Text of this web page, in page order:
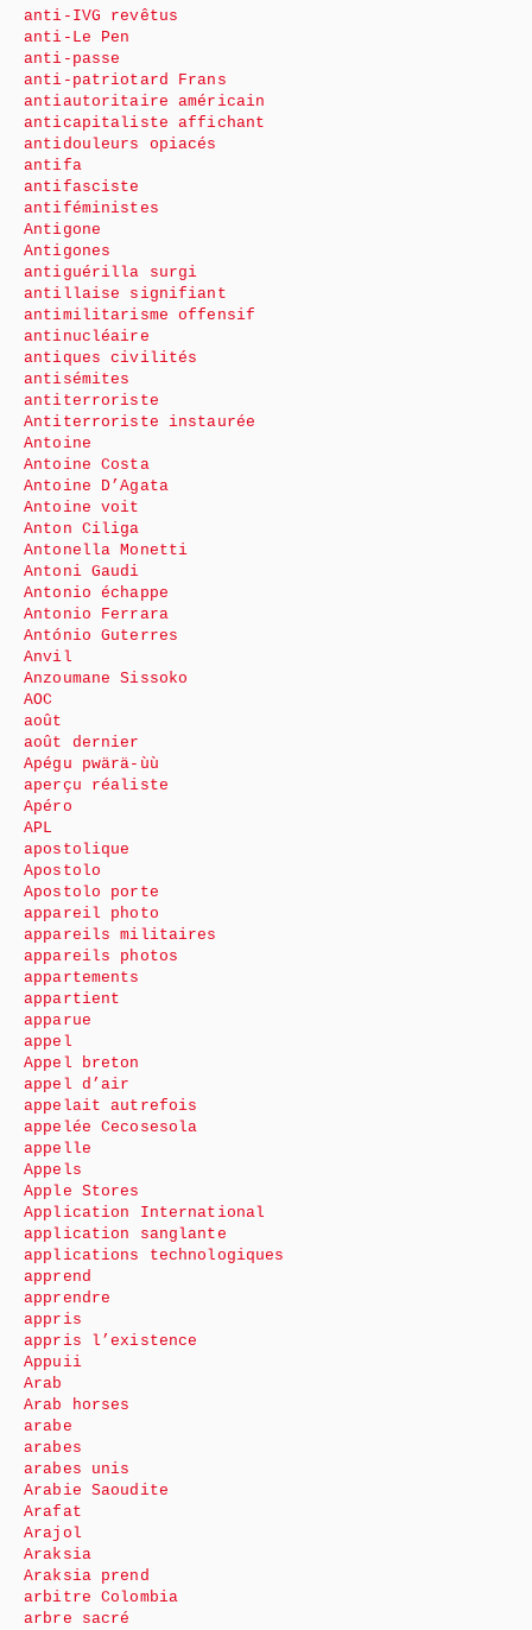
anti-IVG revêtus
anti-Le Pen
anti-passe
anti-patriotard Frans
antiautoritaire américain
anticapitaliste affichant
antidouleurs opiacés
antifa
antifasciste
antiféministes
Antigone
Antigones
antiguérilla surgi
antillaise signifiant
antimilitarisme offensif
antinucléaire
antiques civilités
antisémites
antiterroriste
Antiterroriste instaurée
Antoine
Antoine Costa
Antoine D’Agata
Antoine voit
Anton Ciliga
Antonella Monetti
Antoni Gaudi
Antonio échappe
Antonio Ferrara
António Guterres
Anvil
Anzoumane Sissoko
AOC
août
août dernier
Apégu pwärä-ùù
aperçu réaliste
Apéro
APL
apostolique
Apostolo
Apostolo porte
appareil photo
appareils militaires
appareils photos
appartements
appartient
apparue
appel
Appel breton
appel d’air
appelait autrefois
appelée Cecosesola
appelle
Appels
Apple Stores
Application International
application sanglante
applications technologiques
apprend
apprendre
appris
appris l’existence
Appuii
Arab
Arab horses
arabe
arabes
arabes unis
Arabie Saoudite
Arafat
Arajol
Araksia
Araksia prend
arbitre Colombia
arbre sacré